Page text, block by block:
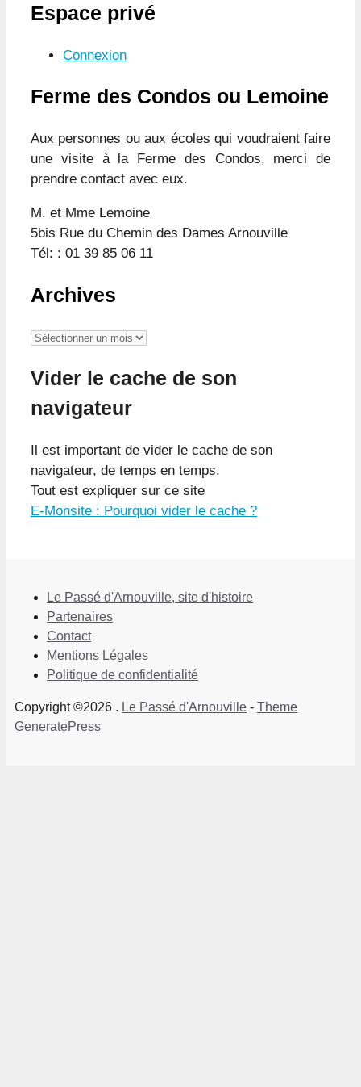
Espace privé
Connexion
Ferme des Condos ou Lemoine
Aux personnes ou aux écoles qui voudraient faire
une visite à la Ferme des Condos, merci de
prendre contact avec eux.
M. et Mme Lemoine
5bis Rue du Chemin des Dames Arnouville
Tél: : 01 39 85 06 11
Archives
Archives
Vider le cache de son
navigateur
Il est important de vider le cache de son
navigateur, de temps en temps.
Tout est expliquer sur ce site
E-Monsite : Pourquoi vider le cache ?
Le Passé d'Arnouville, site d'histoire
Partenaires
Contact
Mentions Légales
Politique de confidentialité
Copyright ©2026 . Le Passé d'Arnouville - Theme
GeneratePress